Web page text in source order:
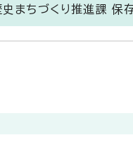
まちづくり推進課 保